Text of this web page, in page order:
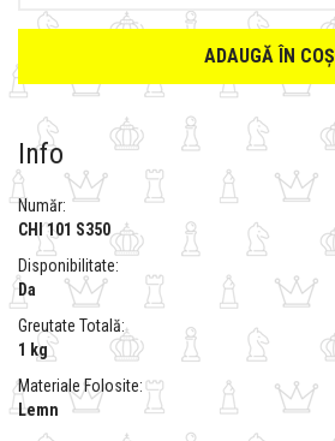
ADAUGĂ ÎN COȘ
Info
Număr:
CHI 101 S350
Disponibilitate:
Da
Greutate Totală:
1 kg
Materiale Folosite:
Lemn